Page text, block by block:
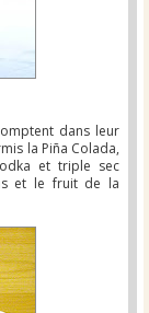
dans leur
la Piña Colada,
et triple sec
et le fruit de la